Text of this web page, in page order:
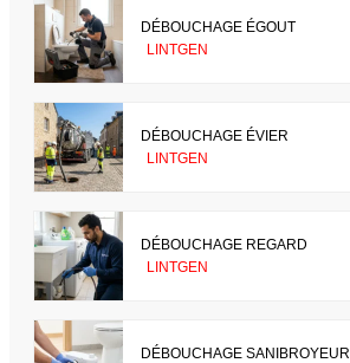
DÉBOUCHAGE ÉGOUT
LINTGEN
DÉBOUCHAGE ÉVIER
LINTGEN
DÉBOUCHAGE REGARD
LINTGEN
DÉBOUCHAGE SANIBROYEUR